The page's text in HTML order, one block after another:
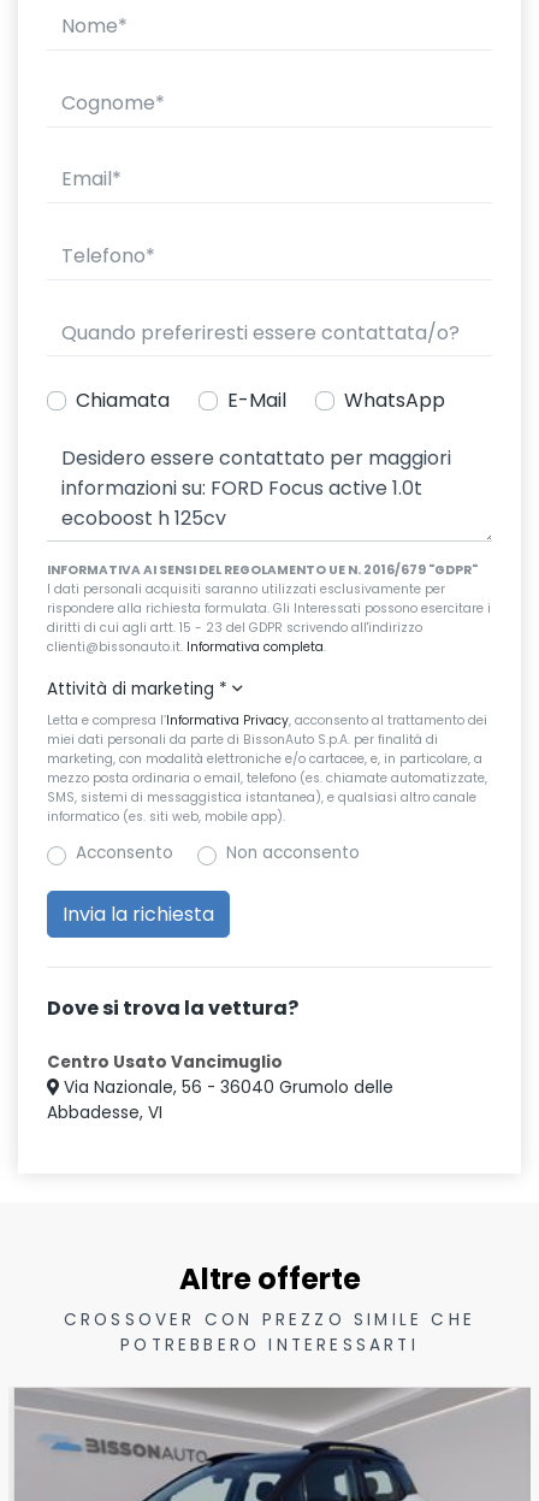
Chiamata E-Mail WhatsApp
INFORMATIVA AI SENSI DEL REGOLAMENTO UE N. 2016/679 "GDPR"
I dati personali acquisiti saranno utilizzati esclusivamente per
rispondere alla richiesta formulata. Gli Interessati possono esercitare i
diritti di cui agli artt. 15 - 23 del GDPR scrivendo all'indirizzo
clienti@bissonauto.it. Informativa completa.
Attività di marketing *
Letta e compresa l’Informativa Privacy, acconsento al trattamento dei
miei dati personali da parte di BissonAuto S.p.A. per finalità di
marketing, con modalità elettroniche e/o cartacee, e, in particolare, a
mezzo posta ordinaria o email, telefono (es. chiamate automatizzate,
SMS, sistemi di messaggistica istantanea), e qualsiasi altro canale
informatico (es. siti web, mobile app).
Acconsento Non acconsento
Dove si trova la vettura?
Centro Usato Vancimuglio
Via Nazionale, 56 - 36040 Grumolo delle
Abbadesse, VI
Altre offerte
CROSSOVER CON PREZZO SIMILE CHE
POTREBBERO INTERESSARTI